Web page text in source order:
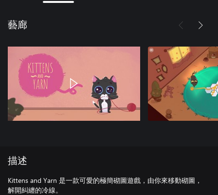
藝廊
描述
Kittens and Yarn 是一款可愛的極簡砌圖遊戲，由你來移動砌圖，
解開糾纏的冷線。